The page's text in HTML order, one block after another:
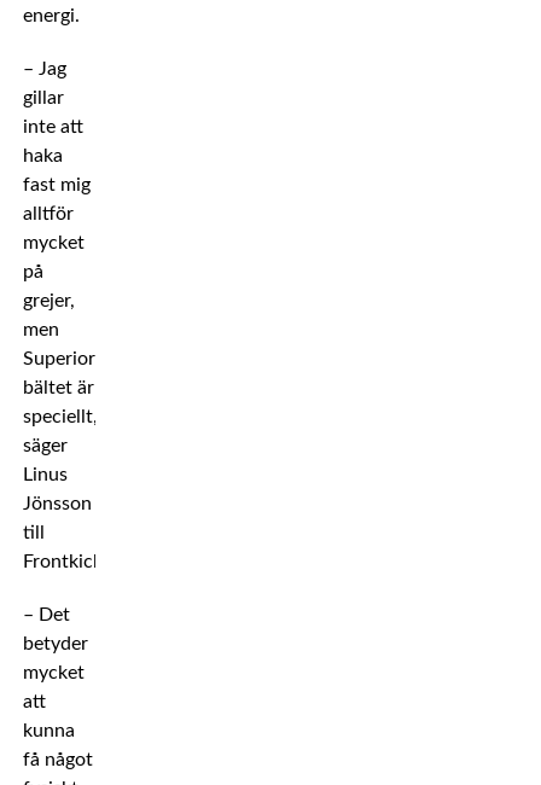
energi.
– Jag
gillar
inte att
haka
fast mig
alltför
mycket
på
grejer,
men
Superior-
bältet är
speciellt,
säger
Linus
Jönsson
till
Frontkick.
– Det
betyder
mycket
att
kunna
få något